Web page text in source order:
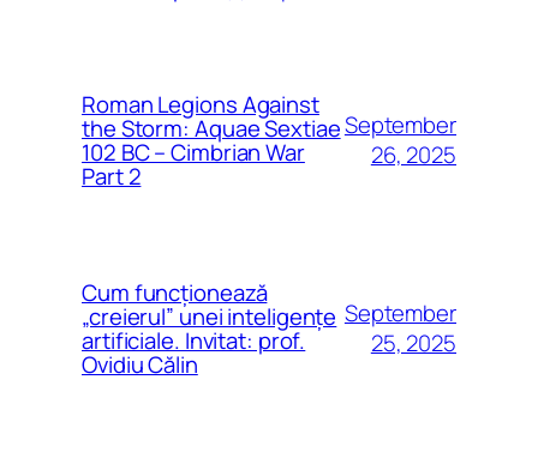
Roman Legions Against
the Storm: Aquae Sextiae
102 BC – Cimbrian War
Part 2
September
26, 2025
Cum funcționează
„creierul” unei inteligențe
artificiale. Invitat: prof.
Ovidiu Călin
September
25, 2025